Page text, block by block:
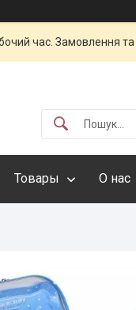
час. Замовлення
Товары О нас